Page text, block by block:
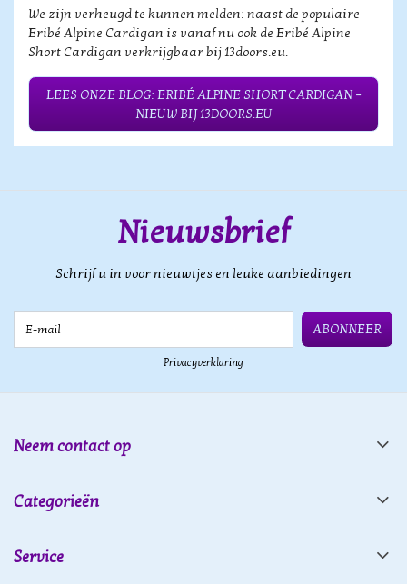
We zijn verheugd te kunnen melden: naast de populaire
Eribé Alpine Cardigan is vanaf nu ook de Eribé Alpine
Short Cardigan verkrijgbaar bij 13doors.eu.
LEES ONZE BLOG: ERIBÉ ALPINE SHORT CARDIGAN –
NIEUW BIJ 13DOORS.EU
Nieuwsbrief
Schrijf u in voor nieuwtjes en leuke aanbiedingen
ABONNEER
Privacyverklaring
Neem contact op
Categorieën
Service